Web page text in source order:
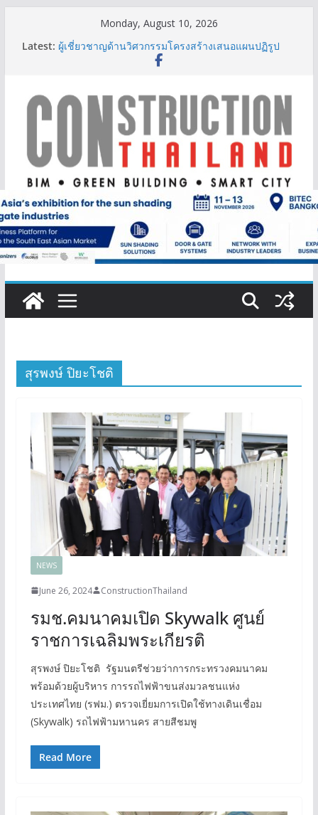
Monday, August 10, 2026
Latest: ผู้เชี่ยวชาญด้านวิศวกรรมโครงสร้างเสนอแผนปฏิรูป
มาตรฐานตั้งแต่การออกแบบถึงการตรวจสอบอาคารไทย
เติบโต 377% ชี้ดีมานด์ภูเก็ตยังแกร่ง
BCT Expo 2026 ชูแนวคิด “Empowering Net Zero in
Construction & Mining” ขับเคลื่อนอุตสาหกรรม
ก่อสร้างและเหมืองแร่สู่สังคมคาร์บอนต่ำอย่างยั่งยืน
ลลิล พร็อพเพอร์ตี้ ก้าวสู่ปีที่ 40 ยึดลูกค้าเป็นศูนย์กลาง
IHG Hotels & Resorts เปิดตัว ฮอลิเดย์ อินน์ เอ็กซ์เพรส
อ่าวนางแห่งแรกในกระบี่
สุรพงษ์ ปิยะโชติ
NEWS
June 26, 2024 ConstructionThailand
รมช.คมนาคมเปิด Skywalk ศูนย์
ราชการเฉลิมพระเกียรติ
สุรพงษ์ ปิยะโชติ รัฐมนตรีช่วยว่าการกระทรวงคมนาคม
พร้อมด้วยผู้บริหาร การรถไฟฟ้าขนส่งมวลชนแห่ง
ประเทศไทย (รฟม.) ตรวจเยี่ยมการเปิดใช้ทางเดินเชื่อม
(Skywalk) รถไฟฟ้ามหานคร สายสีชมพู
Read More